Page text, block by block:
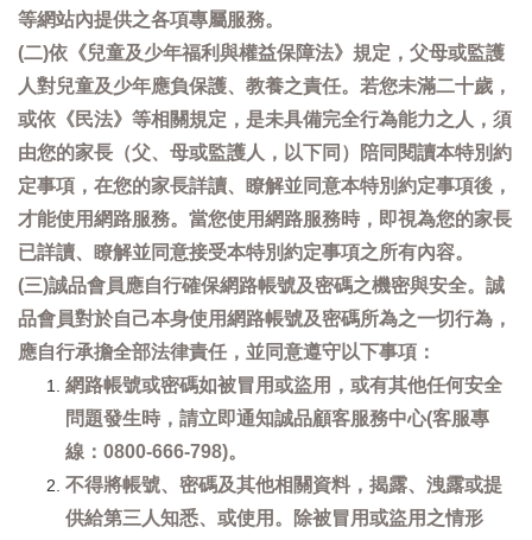
等網站內提供之各項專屬服務。
(二)依《兒童及少年福利與權益保障法》規定，父母或監護
人對兒童及少年應負保護、教養之責任。若您未滿二十歲，
或依《民法》等相關規定，是未具備完全行為能力之人，須
由您的家長（父、母或監護人，以下同）陪同閱讀本特別約
定事項，在您的家長詳讀、瞭解並同意本特別約定事項後，
才能使用網路服務。當您使用網路服務時，即視為您的家長
已詳讀、瞭解並同意接受本特別約定事項之所有內容。
(三)誠品會員應自行確保網路帳號及密碼之機密與安全。誠
品會員對於自己本身使用網路帳號及密碼所為之一切行為，
應自行承擔全部法律責任，並同意遵守以下事項：
網路帳號或密碼如被冒用或盜用，或有其他任何安全
問題發生時，請立即通知誠品顧客服務中心(客服專
線：0800-666-798)。
不得將帳號、密碼及其他相關資料，揭露、洩露或提
供給第三人知悉、或使用。除被冒用或盜用之情形